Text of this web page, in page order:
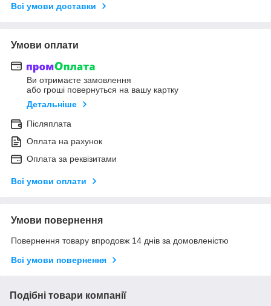
Всі умови доставки
Умови оплати
Ви отримаєте замовлення
або гроші повернуться на вашу картку
Детальніше
Післяплата
Оплата на рахунок
Оплата за реквізитами
Всі умови оплати
Умови повернення
Повернення товару впродовж 14 днів за домовленістю
Всі умови повернення
Подібні товари компанії